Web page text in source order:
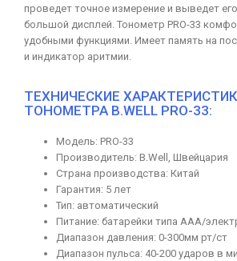
проведет точное измерение и выведет
большой дисплей. Тонометр PRO-33
удобными функциями. Имеет память на
и индикатор аритмии.
ТЕХНИЧЕСКИЕ
ТОНОМЕТРА B.WELL PRO-33:
Модель: PRO-33
Производитель: B.Well, Швейцария
Страна производства: Китай
Гарантия: 5 лет
Тип: автоматический
Питание: батарейки типа AAA/
Диапазон давления: 0-300мм рт/ст
Диапазон пульса: 40-200 ударов в